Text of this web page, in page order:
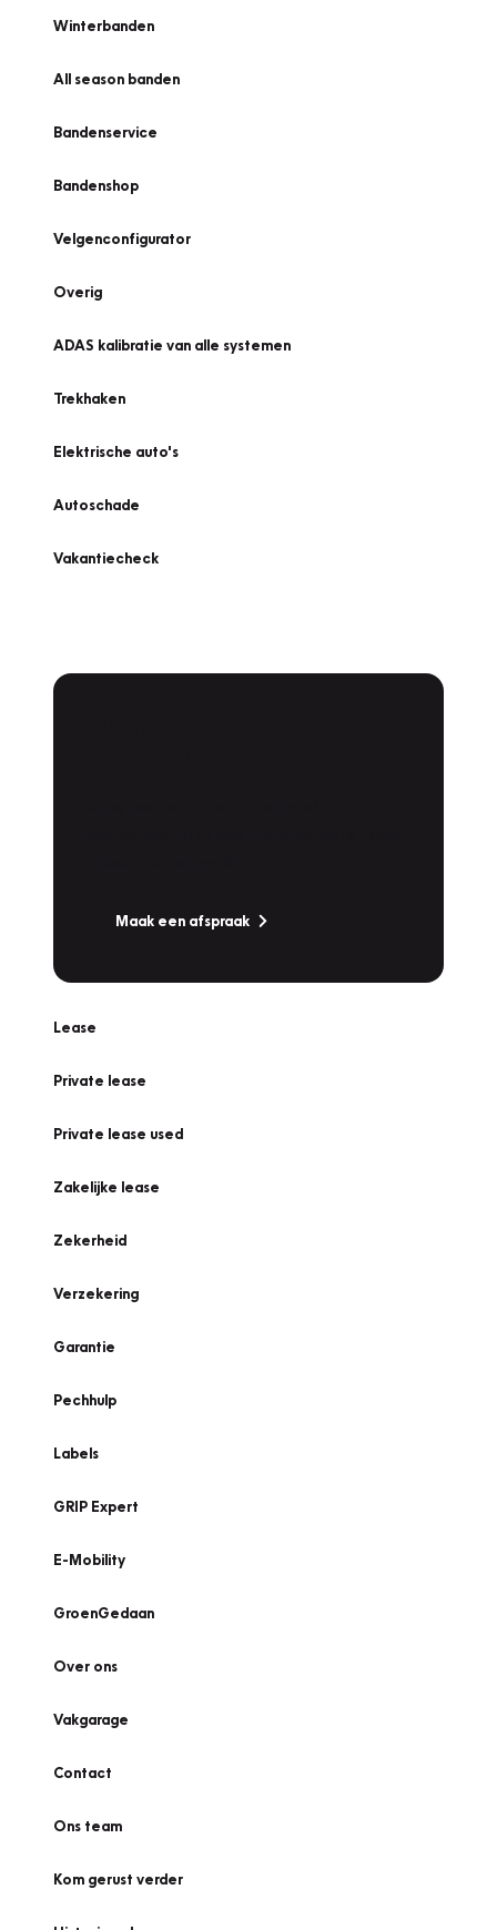
Winterbanden
All season banden
Bandenservice
Bandenshop
Velgenconfigurator
Overig
ADAS kalibratie van alle systemen
Trekhaken
Elektrische auto's
Autoschade
Vakantiecheck
Maak een afspraak
Lease
Private lease
Private lease used
Zakelijke lease
Zekerheid
Verzekering
Garantie
Pechhulp
Labels
GRIP Expert
E-Mobility
GroenGedaan
Over ons
Vakgarage
Contact
Ons team
Kom gerust verder